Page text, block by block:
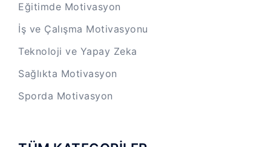
Eğitimde Motivasyon
İş ve Çalışma Motivasyonu
Teknoloji ve Yapay Zeka
Sağlıkta Motivasyon
Sporda Motivasyon